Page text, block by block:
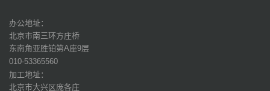
办公地址：
北京市南三环方庄桥
东南角亚胜铂第A座9层
010-53365560
加工地址：
北京市大兴区庞各庄